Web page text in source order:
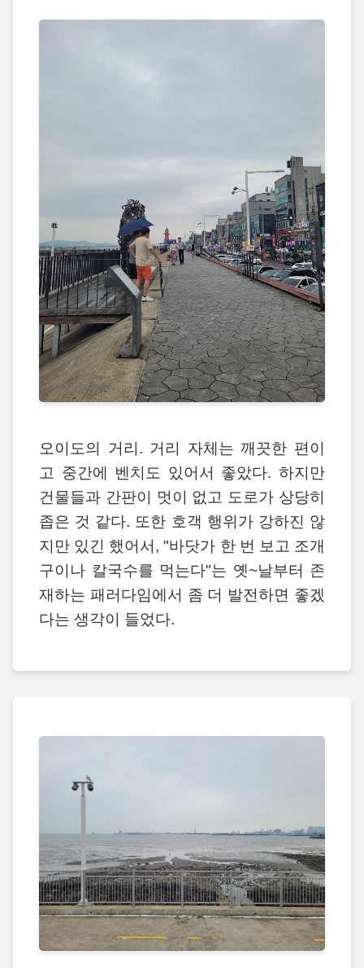
오이도의 거리. 거리 자체는 깨끗한 편이
고 중간에 벤치도 있어서 좋았다. 하지만
건물들과 간판이 멋이 없고 도로가 상당히
좁은 것 같다. 또한 호객 행위가 강하진 않
지만 있긴 했어서, "바닷가 한 번 보고 조개
구이나 칼국수를 먹는다"는 옛~날부터 존
재하는 패러다임에서 좀 더 발전하면 좋겠
다는 생각이 들었다.